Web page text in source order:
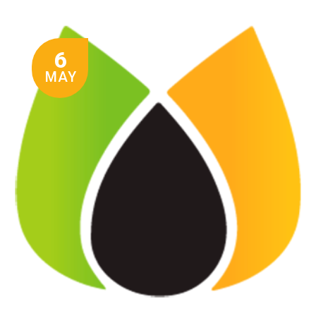
6
MAY